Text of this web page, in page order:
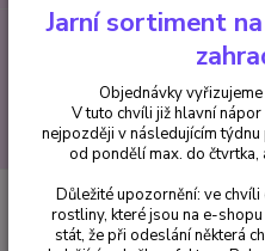
Fuchsie
De 8 Zalingheden
balení
Jarní sortiment
Objednávky
V tuto chvíli již hlavní
nejpozději v následujícím
od pondělí max. do
Důležité upozornění: ve
rostliny, které jsou na e-
stát, že při odeslání některá